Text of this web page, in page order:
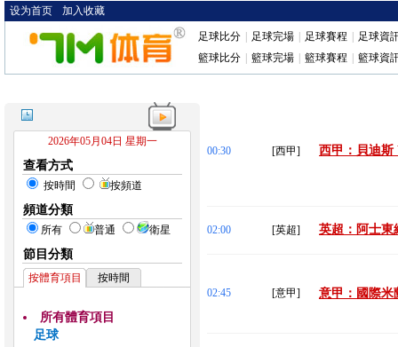
设为首页 加入收藏
足球比分 足球完場 足球賽程
足球資
籃球比分
籃球完場 籃球賽程 籃球資
2026年05月04日 星期一
查看方式
按時間 按頻道
頻道分類
所有 普通 衛星
節目分類
按體育項目 按時間
所有體育項目
足球
00:30 [西甲] 西甲：貝迪斯
02:00 [英超] 英超：阿士東
02:45 [意甲] 意甲：國際米